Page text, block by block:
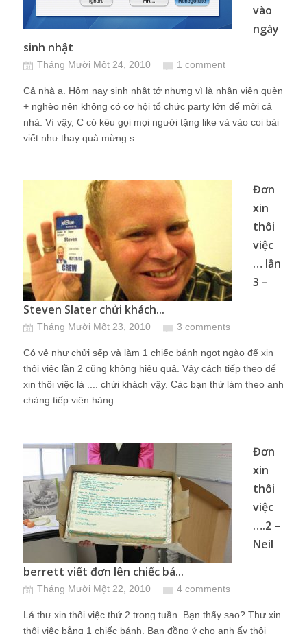
vào
ngày
sinh nhật
Tháng Mười Một 24, 2010 1 comment
Cả nhà ạ. Hôm nay sinh nhật tớ nhưng vì là nhân viên quèn
+ nghèo nên không có cơ hội tổ chức party lớn để mời cả
nhà. Vì vậy, C có kêu gọi mọi người tặng like và vào coi bài
viết như thay quà mừng s...
Đơn
xin
thôi
việc
… lần
3 –
Steven Slater chửi khách...
Tháng Mười Một 23, 2010 3 comments
Có vẻ như chửi sếp và làm 1 chiếc bánh ngọt ngào để xin
thôi việc lần 2 cũng không hiệu quả. Vậy cách tiếp theo để
xin thôi việc là .... chửi khách vậy. Các bạn thử làm theo anh
chàng tiếp viên hàng ...
Đơn
xin
thôi
việc
….2 –
Neil
berrett viết đơn lên chiếc bá...
Tháng Mười Một 22, 2010 4 comments
Lá thư xin thôi việc thứ 2 trong tuần. Bạn thấy sao? Thư xin
thôi việc bằng 1 chiếc bánh. Bạn đồng ý cho anh ấy thôi